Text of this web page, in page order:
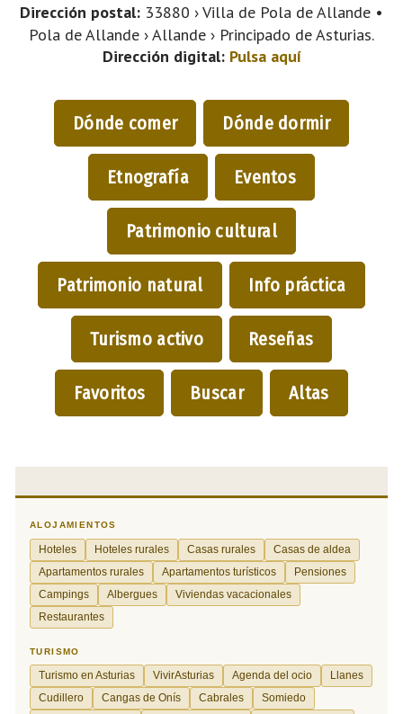
Dirección postal: 33880 › Villa de Pola de Allande •
Pola de Allande › Allande › Principado de Asturias.
Dirección digital: Pulsa aquí
Dónde comer Dónde dormir
Etnografía Eventos
Patrimonio cultural
Patrimonio natural Info práctica
Turismo activo Reseñas
Favoritos Buscar Altas